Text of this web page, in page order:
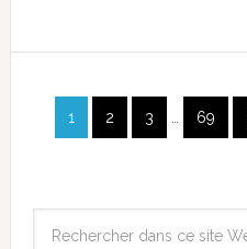
1 2 3 69